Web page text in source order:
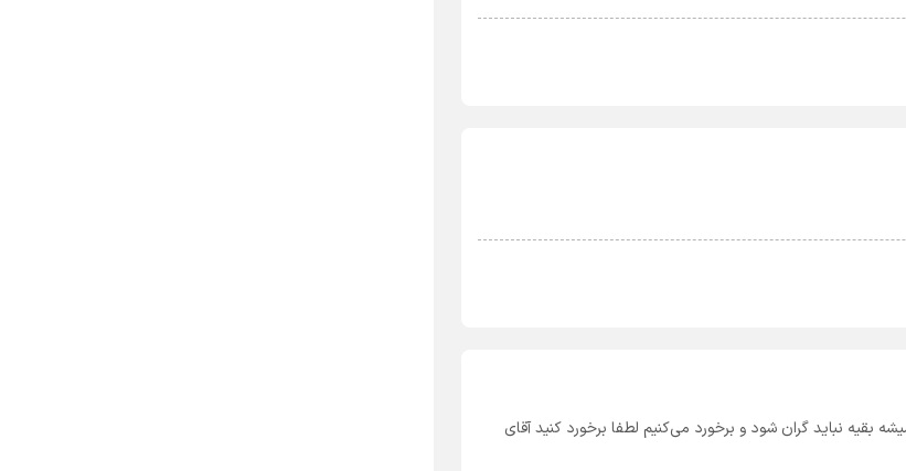
رفته است مگر نگفتن ۴ قلم کالا گران میشه بقیه نباید گران شود و برخورد می‌کنیم لطفا برخورد کنید آقای